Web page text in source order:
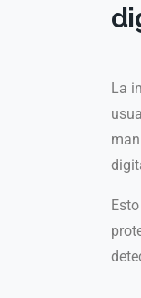
La